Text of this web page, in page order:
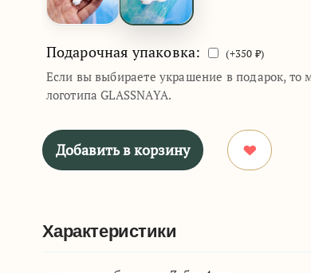
Подарочная упаковка: (+350 ₽)
Если вы выбираете украшение в подарок,
логотипа GLASSNAYA.
Добавить в корзину
Характеристики